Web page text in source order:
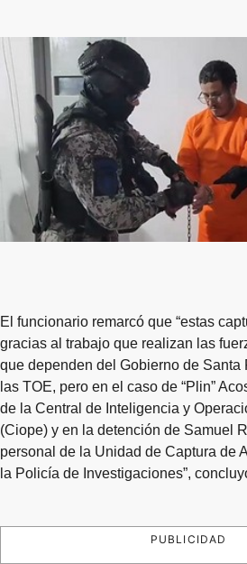
El funcionario remarcó que “estas
gracias al trabajo que realizan las
que dependen del Gobierno de Santa
las TOE, pero en el caso de “Plin”
de la Central de Inteligencia y
(Ciope) y en la detención de Samuel
personal de la Unidad de Captura de
la Policía de Investigaciones”,
PUBLICIDAD